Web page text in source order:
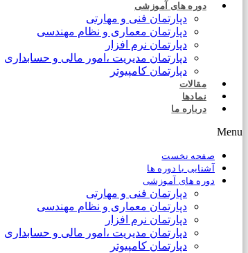
دوره های آموزشی
دپارتمان فنی و مهارتی
دپارتمان معماری و نظام مهندسی
دپارتمان نرم افزار
دپارتمان مدیریت ،امور مالی و حسابداری
دپارتمان کامپیوتر
مقالات
نمادها
درباره ما
Menu
صفحه نخست
آشنایی با دوره ها
دوره های آموزشی
دپارتمان فنی و مهارتی
دپارتمان معماری و نظام مهندسی
دپارتمان نرم افزار
دپارتمان مدیریت ،امور مالی و حسابداری
دپارتمان کامپیوتر